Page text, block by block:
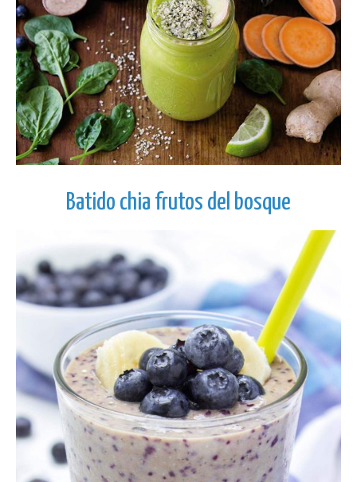
Batido chia frutos del bosque